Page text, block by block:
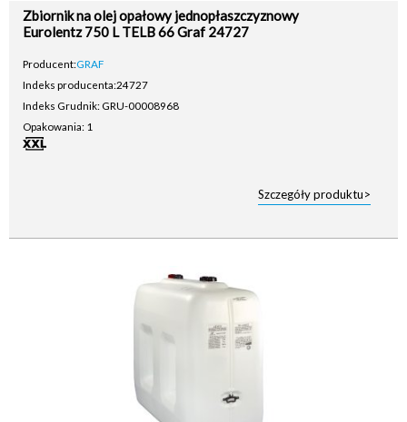
Zbiornik na olej opałowy jednopłaszczyznowy
Eurolentz 750 L TELB 66 Graf 24727
Producent:GRAF
Indeks producenta:24727
Indeks Grudnik: GRU-00008968
Opakowania: 1
Szczegóły produktu>